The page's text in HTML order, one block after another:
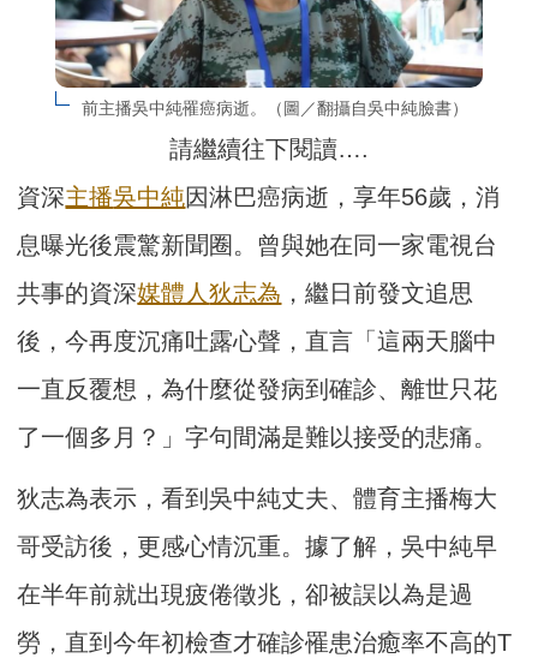
前主播吳中純罹癌病逝。（圖／翻攝自吳中純臉書）
請繼續往下閱讀….
資深主播吳中純因淋巴癌病逝，享年56歲，消
息曝光後震驚新聞圈。曾與她在同一家電視台
共事的資深媒體人狄志為 ，繼日前發文追思
後，今再度沉痛吐露心聲，直言「這兩天腦中
一直反覆想，為什麼從發病到確診、離世只花
了一個多月？」字句間滿是難以接受的悲痛。
狄志為表示，看到吳中純丈夫、體育主播梅大
哥受訪後，更感心情沉重。據了解，吳中純早
在半年前就出現疲倦徵兆，卻被誤以為是過
勞，直到今年初檢查才確診罹患治癒率不高的T